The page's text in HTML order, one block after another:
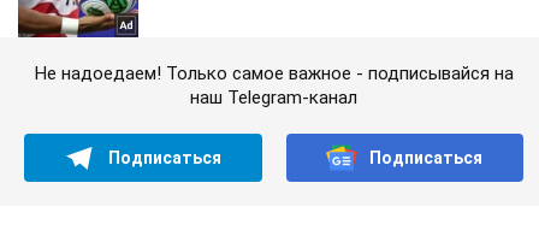
Не надоедаем! Только самое важное - подписывайся на
наш Telegram-канал
Подписаться Подписаться